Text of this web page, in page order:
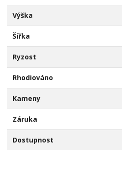
Výška
Šířka
Ryzost
Rhodiováno
Kameny
Záruka
Dostupnost